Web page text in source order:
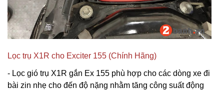
Lọc trụ X1R cho Exciter 155 (Chính Hãng)
- Lọc gió trụ X1R gắn Ex 155 phù hợp cho các dòng xe đi
bài zin nhẹ cho đến độ nặng nhằm tăng công suất động